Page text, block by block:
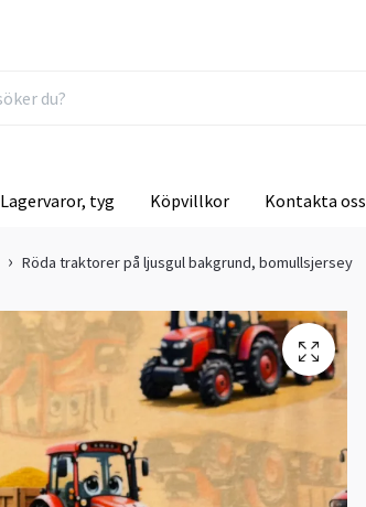
Lagervaror, tyg Köpvillkor Kontakta oss
Röda traktorer på ljusgul bakgrund, bomullsjersey